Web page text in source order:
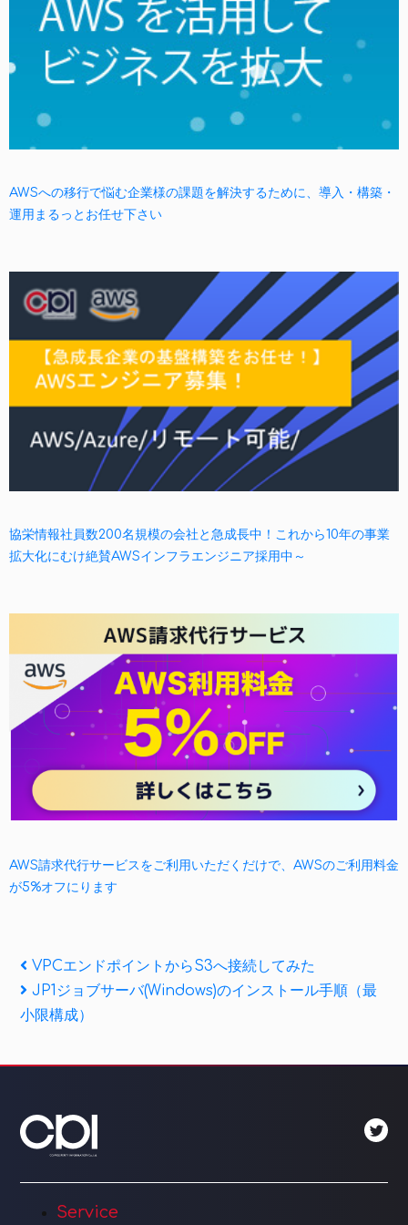
AWSへの移行で悩む企業様の課題を解決するために、導入・構築・
運用まるっとお任せ下さい
協栄情報社員数200名規模の会社と急成長中！これから10年の事業
拡大化にむけ絶賛AWSインフラエンジニア採用中～
AWS請求代行サービスをご利用いただくだけで、AWSのご利用料金
が5%オフにります
投
稿
ビ
ゲ
ー
シ
ョ
Previous
Post
VPCエンドポイントからS3へ接続してみた
Next
Post
JP1ジョブサーバ(Windows)のインストール手順（最
小限構成）
Service